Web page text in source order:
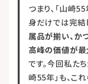
つまり、「山崎
身だけでは完結
属品が揃い、か
高峰の価値が
です。今回私た
崎55年」も、こ